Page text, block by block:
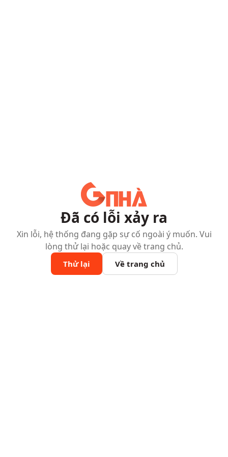
Đã có lỗi xảy ra
Xin lỗi, hệ thống đang gặp sự cố ngoài ý muốn. Vui
lòng thử lại hoặc quay về trang chủ.
Thử lại Về trang chủ